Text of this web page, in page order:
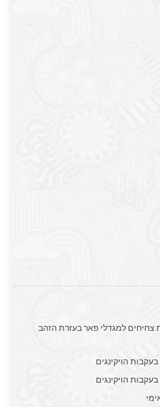
צחיחים למגדלי פאר בעזרת הזהב
הויקינגים
הויקינגים